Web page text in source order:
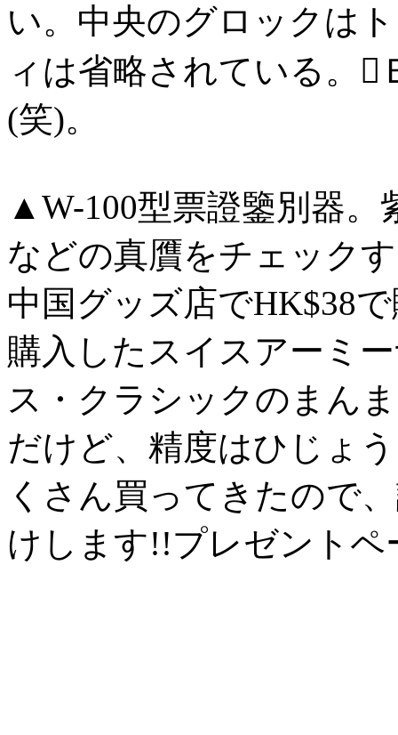
い。中央のグロックは
ィは省略されている。
(笑)。
▲W-100型票證鑒別器。
などの真贋をチェック
中国グッズ店でHK$38
購入したスイスアーミ
ス・クラシックのまん
だけど、精度はひじょ
くさん買ってきたので
けします!!プレゼントペ